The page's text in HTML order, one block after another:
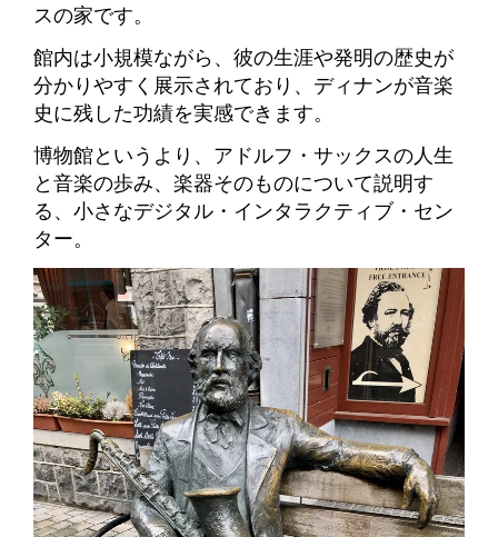
スの家です。
館内は小規模ながら、彼の生涯や発明の歴史が
分かりやすく展示されており、ディナンが音楽
史に残した功績を実感できます。
博物館というより、アドルフ・サックスの人生
と音楽の歩み、楽器そのものについて説明す
る、小さなデジタル・インタラクティブ・セン
ター。